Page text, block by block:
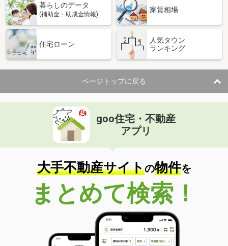
暮らしのデータ
(補助金・助成金情報)
家賃相場
住宅ローン
人気タウン
ランキング
ページトップに戻る
goo住宅・不動産
アプリ
大手不動産サイトの物件を
まとめて検索！